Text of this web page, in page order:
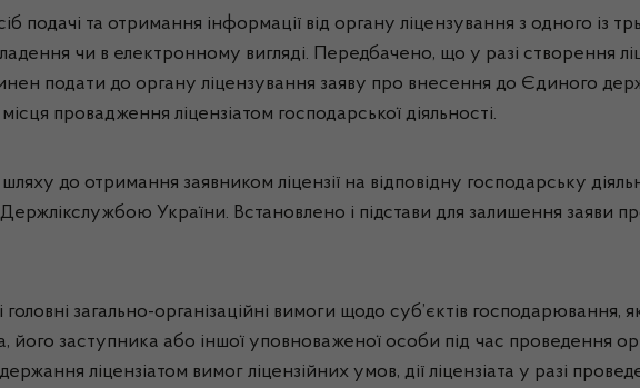
подачі та отримання інформації від органу ліцензування з одного із
чи в електронному вигляді. Передбачено, що у разі створення
подати до органу ліцензування заяву про внесення до Єдиного
провадження ліцензіатом господарської діяльності.
до отримання заявником ліцензії на відповідну господарську
Держлікслужбою України. Встановлено і підстави для залишення заяви
загально-організаційні вимоги щодо суб’єктів господарювання,
його заступника або іншої уповноваженої особи під час проведення
ліцензіатом вимог ліцензійних умов, дії ліцензіата у разі